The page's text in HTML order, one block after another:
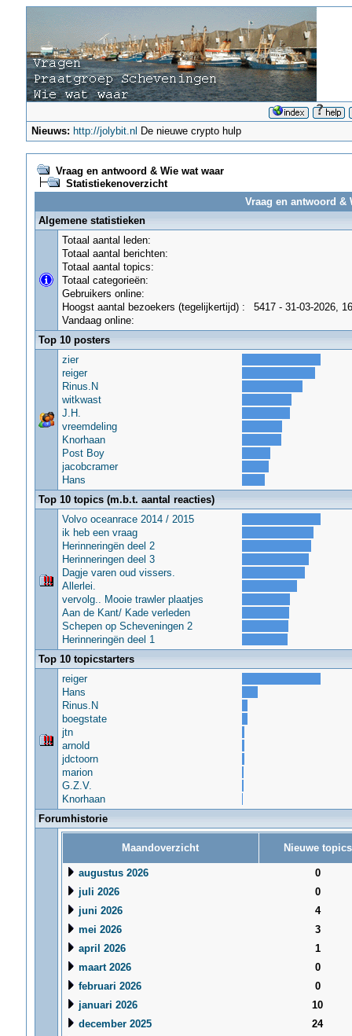
Nieuws: http://jolybit.nl De nieuwe crypto hulp
Vraag en antwoord & Wie wat waar
Statistiekenoverzicht
Vraag en antwoord &
Algemene statistieken
Totaal aantal leden:
Totaal aantal berichten:
Totaal aantal topics:
Totaal categorieën:
Gebruikers online:
Hoogst aantal bezoekers (tegelijkertijd) :
5417 - 31-03-2026,
Vandaag online:
Top 10 posters
zier
reiger
Rinus.N
witkwast
J.H.
vreemdeling
Knorhaan
Post Boy
jacobcramer
Hans
Top 10 topics (m.b.t. aantal reacties)
Volvo oceanrace 2014 / 2015
ik heb een vraag
Herinneringën deel 2
Herinneringen deel 3
Dagje varen oud vissers.
Allerlei.
vervolg.. Mooie trawler plaatjes
Aan de Kant/ Kade verleden
Schepen op Scheveningen 2
Herinneringën deel 1
Top 10 topicstarters
reiger
Hans
Rinus.N
boegstate
jtn
arnold
jdctoorn
marion
G.Z.V.
Knorhaan
Forumhistorie
Maandoverzicht Nieuwe topics
augustus 2026
0
juli 2026
0
juni 2026
4
mei 2026
3
april 2026
1
maart 2026
0
februari 2026
0
januari 2026
10
december 2025
24